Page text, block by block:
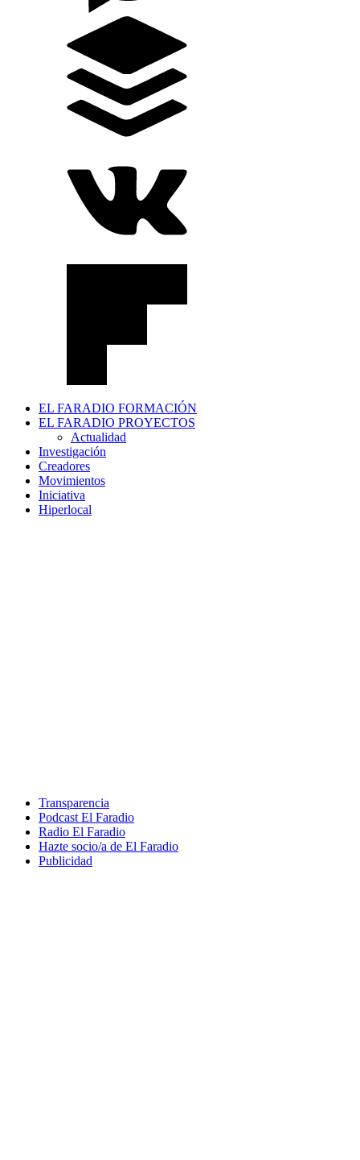
EL FARADIO FORMACIÓN
EL FARADIO PROYECTOS
Actualidad
Investigación
Creadores
Movimientos
Iniciativa
Hiperlocal
Transparencia
Podcast El Faradio
Radio El Faradio
Hazte socio/a de El Faradio
Publicidad